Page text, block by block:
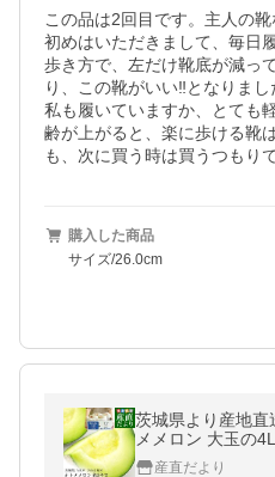
この品は2回目です。主人の靴
初めはいただきまして、毎日
歩き方で、左だけ靴底が減っ
り、この靴がいい‼️となりまし
私も履いていますか、とても
齢が上がると、楽に歩ける靴
も、次に買う時は買うつもり
購入した商品
サイズ/26.0cm
茨城県より産地直
メメロン 大玉の
4玉) 送料無料 青
産直だより